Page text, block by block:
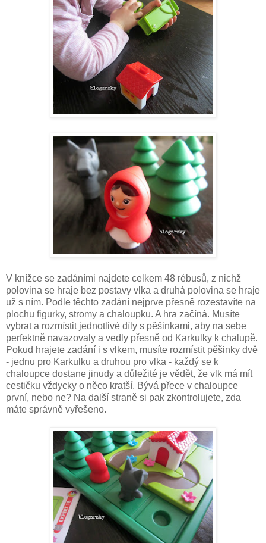
V knížce se zadáními najdete celkem 48 rébusů, z nichž
polovina se hraje bez postavy vlka a druhá polovina se hraje
už s ním. Podle těchto zadání nejprve přesně rozestavíte na
plochu figurky, stromy a chaloupku. A hra začíná. Musíte
vybrat a rozmístit jednotlivé díly s pěšinkami, aby na sebe
perfektně navazovaly a vedly přesně od Karkulky k chalupě.
Pokud hrajete zadání i s vlkem, musíte rozmístit pěšinky dvě
- jednu pro Karkulku a druhou pro vlka - každý se k
chaloupce dostane jinudy a důležité je vědět, že vlk má mít
cestičku vždycky o něco kratší. Bývá přece v chaloupce
první, nebo ne? Na další straně si pak zkontrolujete, zda
máte správně vyřešeno.